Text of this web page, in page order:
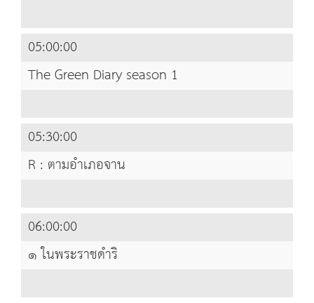
05:00:00
The Green Diary season 1
05:30:00
R : ตามอำเภอจาน
06:00:00
๑ ในพระราชดำริ